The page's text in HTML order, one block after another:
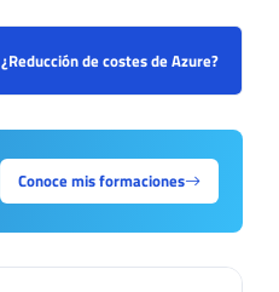
¿Reducción de costes de Azure?
Conoce mis formaciones